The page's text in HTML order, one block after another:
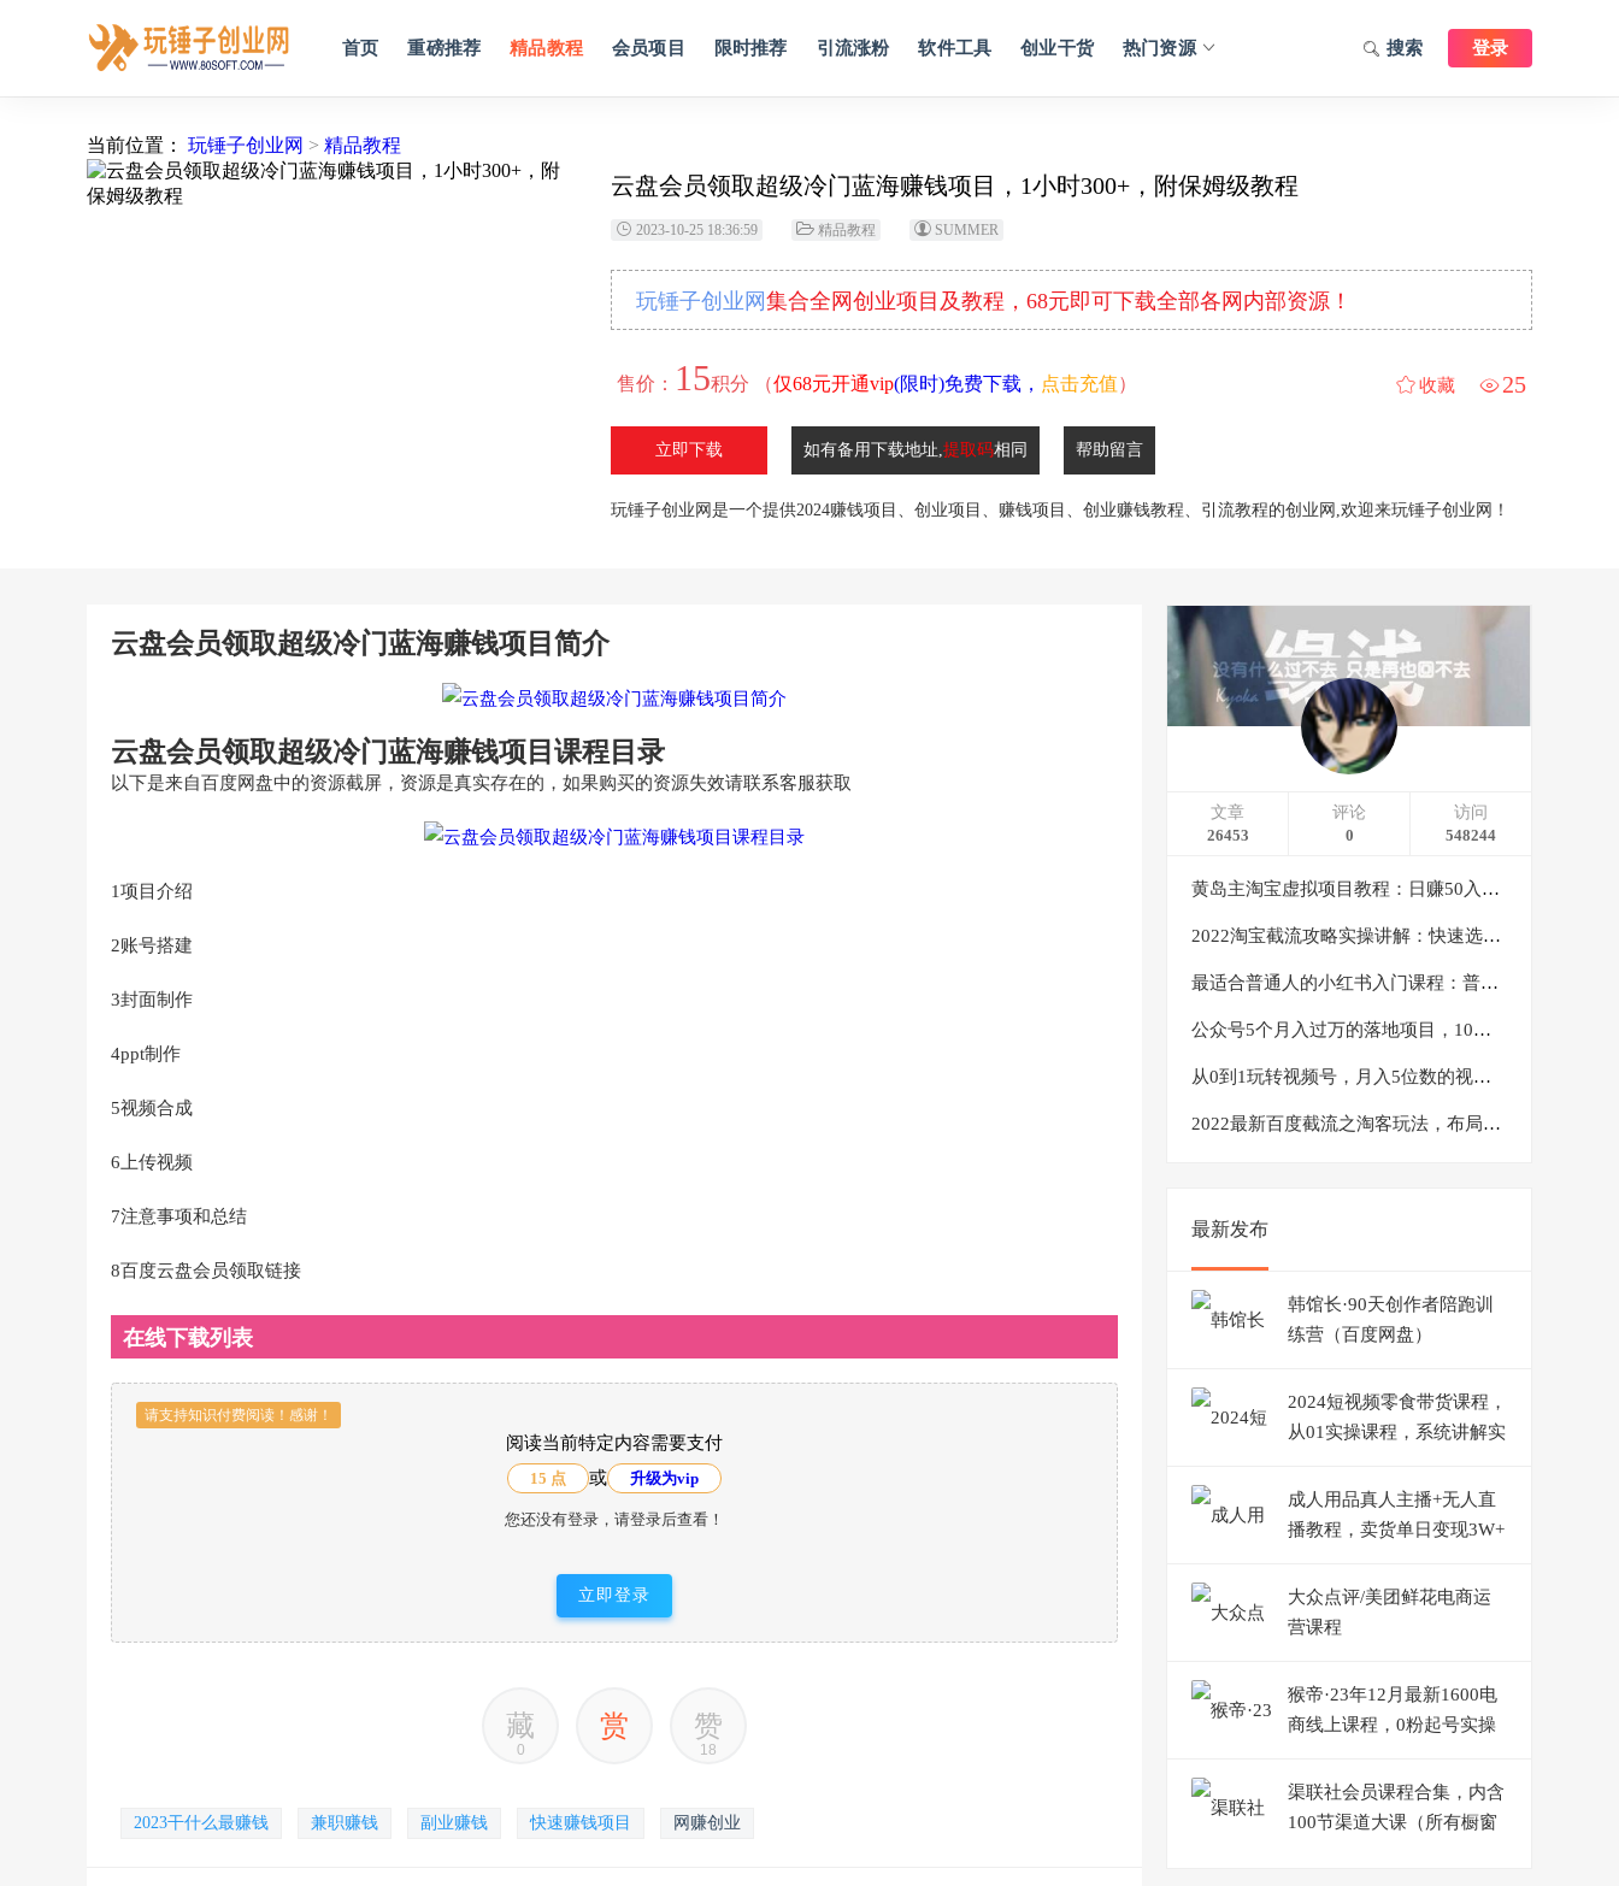
首页 重磅推荐 精品教程 会员项目 限时推荐 引流涨粉 软件工具 创业干货 热门资源 登录
搜索
当前位置： 玩锤子创业网 > 精品教程
云盘会员领取超级冷门蓝海赚钱项目，1小时300+，附保姆级教程
2023-10-25 18:36:59 精品教程 SUMMER
玩锤子创业网 集合全网创业项目及教程，68元即可下载全部各网内部资源！
售价： 15积分 （仅68元开通vip(限时)免费下载， 点击充值） 25
收藏
立即下载 如有备用下载地址,提取码相同 帮助留言
玩锤子创业网是一个提供2024赚钱项目、创业项目、赚钱项目、创业赚钱教程、引流教程的创业网,欢迎来玩锤子创业网！
云盘会员领取超级冷门蓝海赚钱项目简介
云盘会员领取超级冷门蓝海赚钱项目课程目录
以下是来自百度网盘中的资源截屏，资源是真实存在的，如果购买的资源失效请联系客服获取
1项目介绍
2账号搭建
3封面制作
4ppt制作
5视频合成
6上传视频
7注意事项和总结
8百度云盘会员领取链接
在线下载列表
请支持知识付费阅读！感谢！
阅读当前特定内容需要支付
15 点 或 升级为vip
您还没有登录，请登录后查看！
立即登录
藏
0
赏 赞
18
2023干什么最赚钱 兼职赚钱 副业赚钱 快速赚钱项目 网赚创业
文章
26453
评论
0
访问
548244
黄岛主淘宝虚拟项目教程：日赚50入门基础班（两节课附配套资料）
2022淘宝截流攻略实操讲解：快速选品+直接复制+快速起店
最适合普通人的小红书入门课程：普通人如何通过做小红书年入50万
公众号5个月入过万的落地项目，10大获客渠道，实测涨粉21万
从0到1玩转视频号，月入5位数的视频号搬运项目，定位+选品+制作+变现全流程
2022最新百度截流之淘客玩法，布局流量一单利润可达300+【视频课程】
最新发布
韩馆长·90天创作者陪跑训
练营（百度网盘）
2024短视频零食带货课程，
从01实操课程，系统讲解实
成人用品真人主播+无人直
播教程，卖货单日变现3W+
大众点评/美团鲜花电商运
营课程
猴帝·23年12月最新1600电
商线上课程，0粉起号实操
渠联社会员课程合集，内含
100节渠道大课（所有橱窗